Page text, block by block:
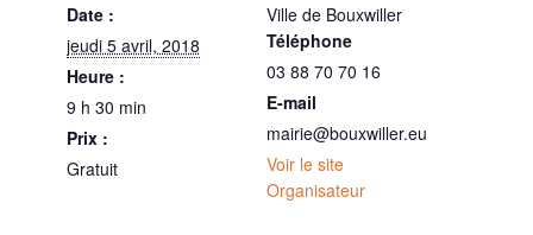
Date :
jeudi 5 avril, 2018
Heure :
9 h 30 min
Prix :
Gratuit
Ville de Bouxwiller
Téléphone
03 88 70 70 16
E-mail
mairie@bouxwiller.eu
Voir le site
Organisateur